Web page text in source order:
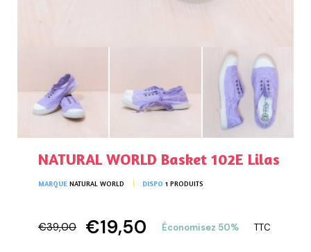
NATURAL WORLD Basket 102E Lilas
MARQUE NATURAL WORLD DISPO 1 PRODUITS
€39,00 €19,50 Économisez 50% TTC